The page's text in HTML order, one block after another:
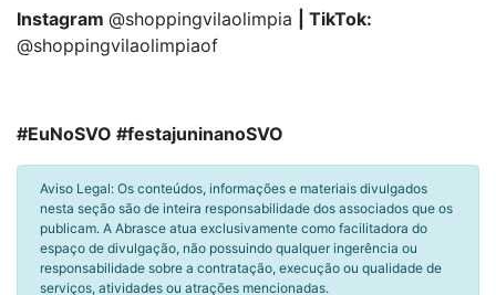
Instagram @shoppingvilaolimpia
| TikTok:
@shoppingvilaolimpiaof
#EuNoSVO #festajuninanoSVO
Aviso Legal: Os conteúdos, informações e materiais divulgados
nesta seção são de inteira responsabilidade dos associados que os
publicam. A Abrasce atua exclusivamente como facilitadora do
espaço de divulgação, não possuindo qualquer ingerência ou
responsabilidade sobre a contratação, execução ou qualidade de
serviços, atividades ou atrações mencionadas.